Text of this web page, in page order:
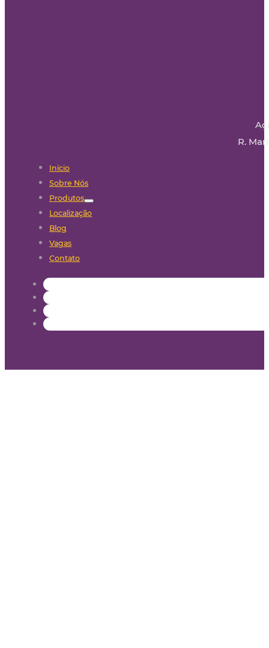
R.
Início
Sobre Nós
Produtos
Localização
Blog
Vagas
Contato